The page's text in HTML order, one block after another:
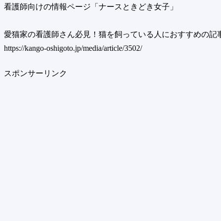
看護師向けの情報ページ「ナースときどき女子」
愛猫家の看護師さん必見！猫を飼っている人におすすめの記
https://kango-oshigoto.jp/media/article/3502/
スポンサーリンク